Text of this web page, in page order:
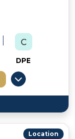
DPE
Location